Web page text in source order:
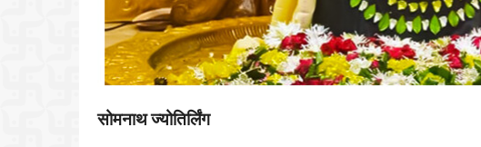
सोमनाथ ज्योतिर्लिंग